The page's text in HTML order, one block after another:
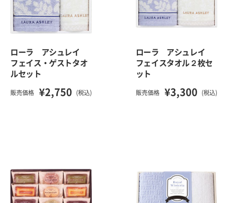
ローラ アシュレイ
フェイス・ゲストタオ
ルセット
販売価格 ¥2,750 (税込)
ローラ アシュレイ
フェイスタオル２枚セ
ット
販売価格 ¥3,300 (税込)